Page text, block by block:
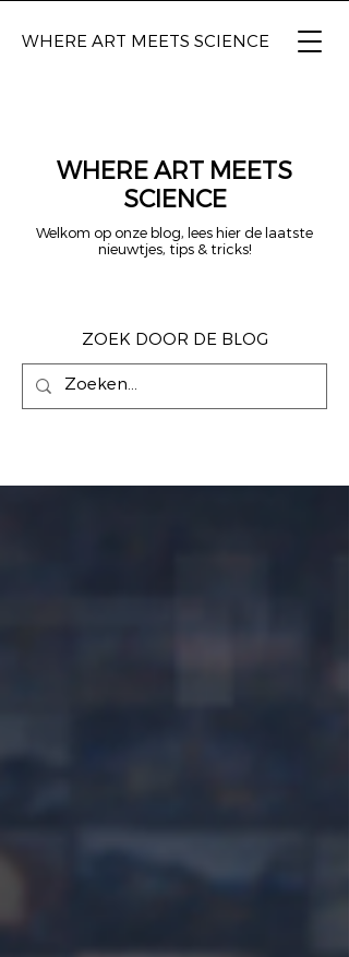
WHERE ART MEETS SCIENCE
WHERE ART MEETS
SCIENCE
Welkom op onze blog, lees hier de laatste
nieuwtjes, tips & tricks!
ZOEK DOOR DE BLOG